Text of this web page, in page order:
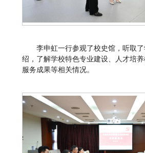
李申虹一行参观了校史馆，听取
绍，了解学校特色专业建设、人才培
服务成果等相关情况。